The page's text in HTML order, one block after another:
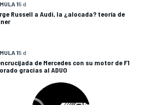
15 d
Russell a Audi, la ¿alocada? teoría de
15 d
de Mercedes con su motor de F1
gracias al ADUO